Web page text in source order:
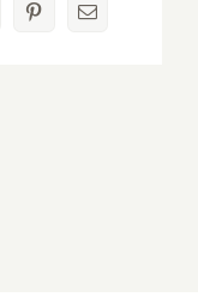
Pinterest
E-